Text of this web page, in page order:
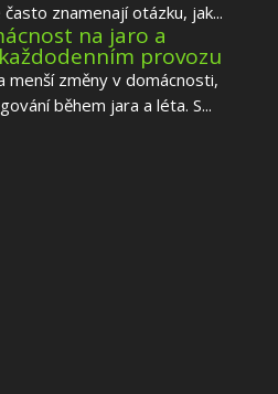
znamenají otázku, jak...
na jaro a
provozu
menší změny v domácnosti,
během jara a léta. S...